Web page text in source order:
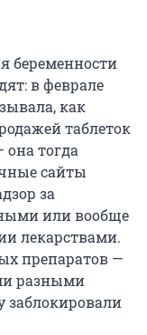
беременности
в феврале
как
таблеток
тогда
сайты
за
или вообще
лекарствами.
препаратов —
разными
заблокировали